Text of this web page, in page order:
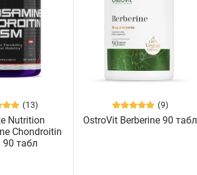
(13)
Nutrition
Chondroitin
90 табл
(9)
OstroVit Berberine 90 табл